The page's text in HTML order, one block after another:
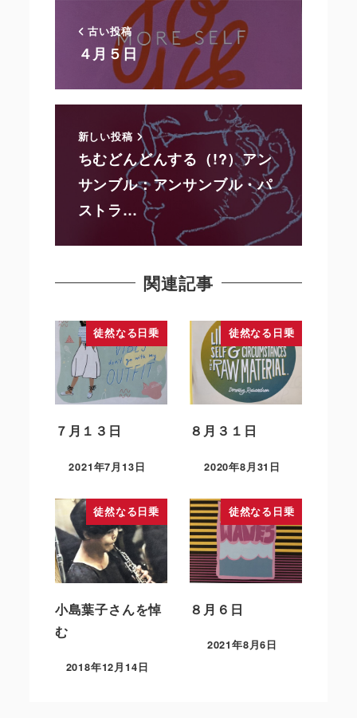
古い投稿
４月５日
新しい投稿
ちむどんどんする（!?）アン
サンブル：アンサンブル・パ
ストラ…
関連記事
徒然なる日乗
７月１３日
2021年7月13日
徒然なる日乗
８月３１日
2020年8月31日
徒然なる日乗
小島葉子さんを悼
む
2018年12月14日
徒然なる日乗
８月６日
2021年8月6日